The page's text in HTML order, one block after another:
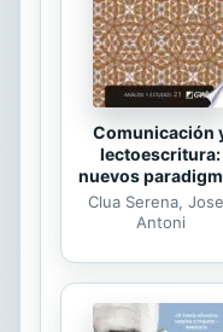
Comunicación
lectoescritura:
nuevos
Clua Serena,
Antoni